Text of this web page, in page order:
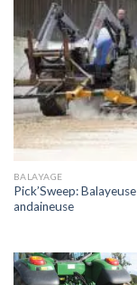
BALAYAGE
Pick’Sweep: Balayeuse
andaineuse